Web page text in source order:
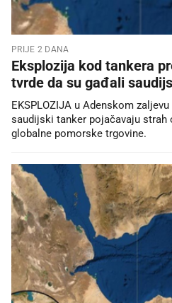
PRIJE 2 DANA
Eksplozija kod tankera
tvrde da su gađali
EKSPLOZIJA u Adenskom
saudijski tanker pojačavaju strah
globalne pomorske trgovine.